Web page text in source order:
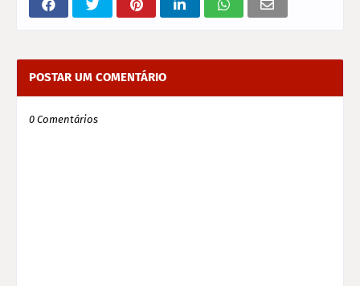
POSTAR UM COMENTÁRIO
0 Comentários